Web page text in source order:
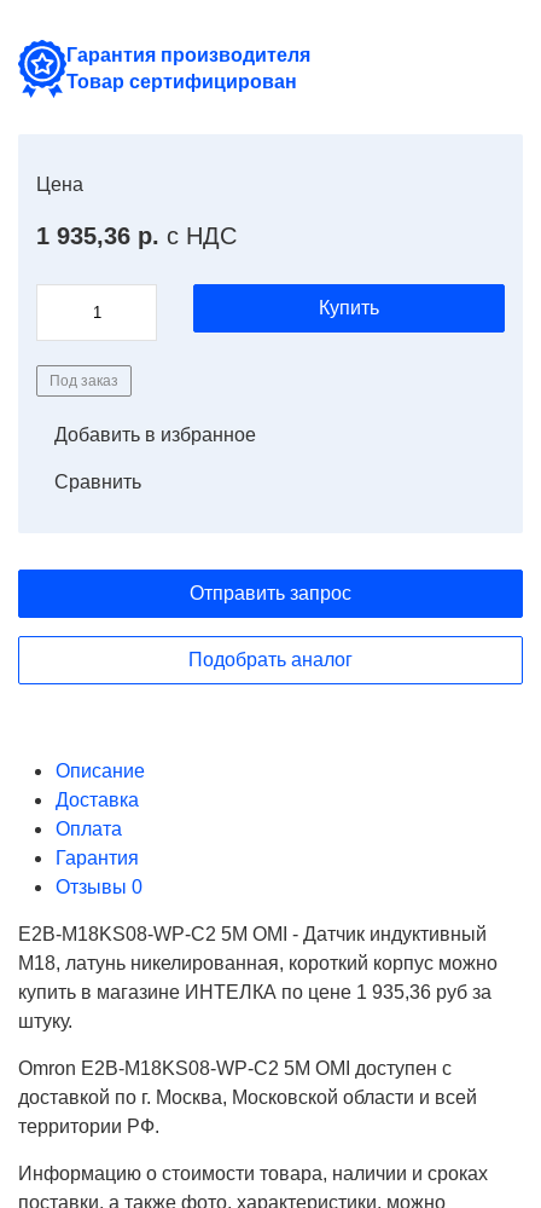
Гарантия производителя
Товар сертифицирован
Цена
1 935,36 р. с НДС
Купить
Под заказ
Добавить в избранное
Сравнить
Отправить запрос
Подобрать аналог
Описание
Доставка
Оплата
Гарантия
Отзывы 0
E2B-M18KS08-WP-C2 5M OMI - Датчик индуктивный
M18, латунь никелированная, короткий корпус можно
купить в магазине ИНТЕЛКА по цене 1 935,36 руб за
штуку.
Omron E2B-M18KS08-WP-C2 5M OMI доступен с
доставкой по г. Москва, Московской области и всей
территории РФ.
Информацию о стоимости товара, наличии и сроках
поставки, а также фото, характеристики, можно